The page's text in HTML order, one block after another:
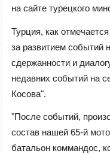
на сайте турецкого
Турция, как
за развитием событий
сдержанности и
недавних событий на
Косова".
"После событий,
состав нашей 65-й
батальон коммандос,